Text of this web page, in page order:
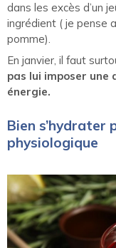
dans les excès d’un
ingrédient ( je pense
pomme).
En janvier, il faut
pas lui imposer
énergie.
Bien
physiologique